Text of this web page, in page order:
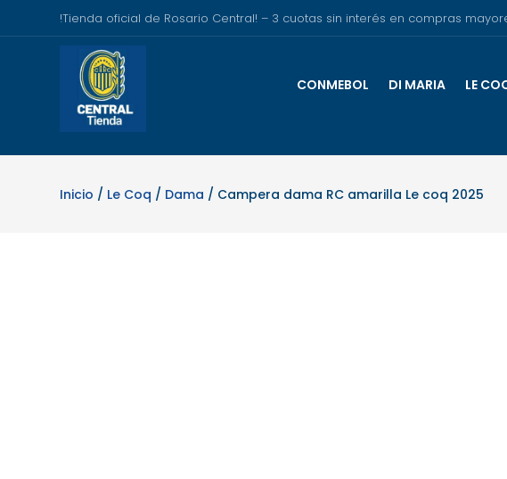
!Tienda oficial de Rosario Central! – 3 cuotas sin interés en compras
CONMEBOL DI MARIA LE
Inicio / Le Coq / Dama / Campera dama RC amarilla Le coq 2025